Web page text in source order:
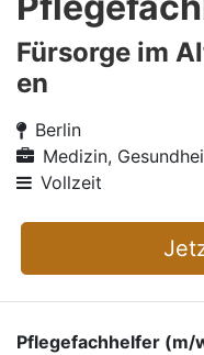
Fürsorge im
en
Berlin
Medizin,
Vollzeit
Pflegefachhelfer (m/